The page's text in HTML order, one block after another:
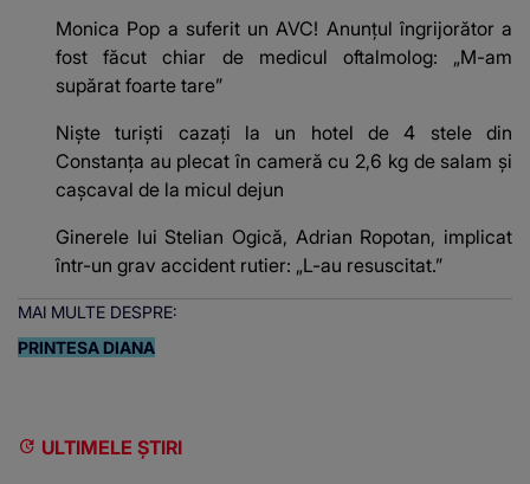
Monica Pop a suferit un AVC! Anunțul îngrijorător a
fost făcut chiar de medicul oftalmolog: „M-am
supărat foarte tare”
Niște turiști cazați la un hotel de 4 stele din
Constanța au plecat în cameră cu 2,6 kg de salam și
cașcaval de la micul dejun
Ginerele lui Stelian Ogică, Adrian Ropotan, implicat
într-un grav accident rutier: „L-au resuscitat.”
MAI MULTE DESPRE:
PRINTESA DIANA
ULTIMELE ȘTIRI